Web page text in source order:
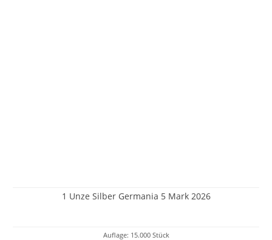
1 Unze Silber Germania 5 Mark 2026
Auflage: 15.000 Stück